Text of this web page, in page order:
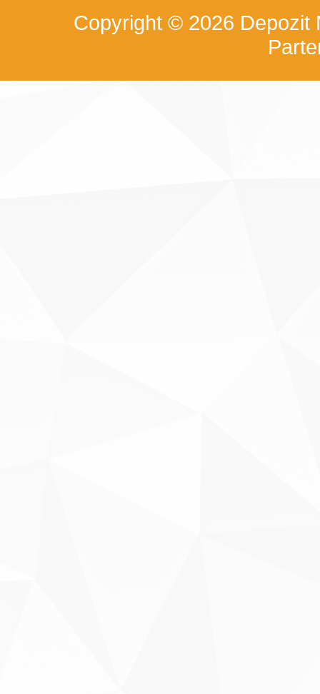
Copyright © 2026 Depozit